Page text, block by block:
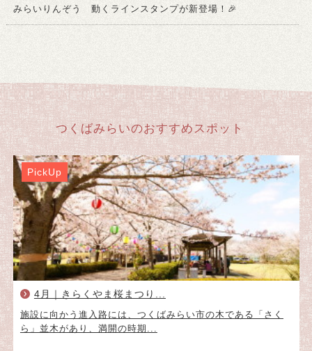
みらいりんぞう 動くラインスタンプが新登場！🎉
4月｜きらくやま桜まつり...
施設に向かう進入路には、つくばみらい市の木である「さく
ら」並木があり、満開の時期...
PickUp